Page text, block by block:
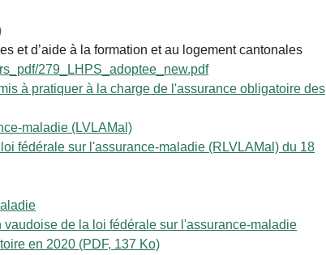
et d’aide à la formation et au logement cantonales
279_LHPS_adoptee_new.pdf
à pratiquer à la charge de l'assurance obligatoire des
maladie (LVLAMal)
fédérale sur l'assurance-maladie (RLVLAMal) du 18
de la loi fédérale sur l'assurance-maladie
en 2020 (PDF, 137 Ko)